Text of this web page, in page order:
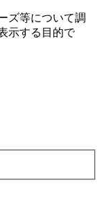
ズ等について調
⽰する⽬的で